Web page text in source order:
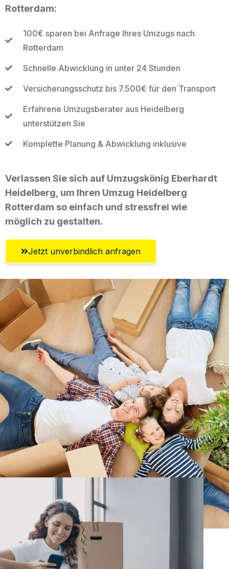
Rotterdam:
100€ sparen bei Anfrage Ihres Umzugs nach
Rotterdam
Schnelle Abwicklung in unter 24 Stunden
Versicherungsschutz bis 7.500€ für den Transport
Erfahrene Umzugsberater aus Heidelberg
unterstützen Sie
Komplette Planung & Abwicklung inklusive
Verlassen Sie sich auf Umzugskönig Eberhardt
Heidelberg, um Ihren Umzug Heidelberg
Rotterdam so einfach und stressfrei wie
möglich zu gestalten.
Jetzt unverbindlich anfragen